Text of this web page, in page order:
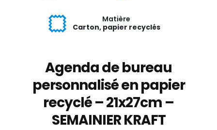
Matière
Carton, papier recyclés
Agenda de bureau
personnalisé en papier
recyclé – 21x27cm –
SEMAINIER KRAFT